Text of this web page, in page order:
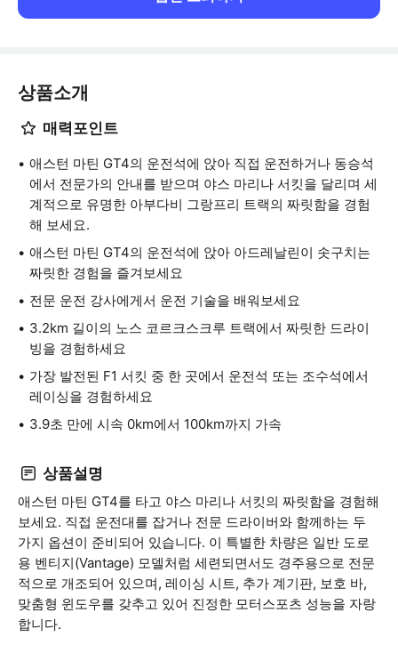
상품소개
매력포인트
애스턴 마틴 GT4의 운전석에 앉아 직접 운전하거나 동승석
에서 전문가의 안내를 받으며 야스 마리나 서킷을 달리며 세
계적으로 유명한 아부다비 그랑프리 트랙의 짜릿함을 경험
해 보세요.
애스턴 마틴 GT4의 운전석에 앉아 아드레날린이 솟구치는
짜릿한 경험을 즐겨보세요
전문 운전 강사에게서 운전 기술을 배워보세요
3.2km 길이의 노스 코르크스크루 트랙에서 짜릿한 드라이
빙을 경험하세요
가장 발전된 F1 서킷 중 한 곳에서 운전석 또는 조수석에서
레이싱을 경험하세요
3.9초 만에 시속 0km에서 100km까지 가속
상품설명
애스턴 마틴 GT4를 타고 야스 마리나 서킷의 짜릿함을 경험해
보세요. 직접 운전대를 잡거나 전문 드라이버와 함께하는 두
가지 옵션이 준비되어 있습니다. 이 특별한 차량은 일반 도로
용 벤티지(Vantage) 모델처럼 세련되면서도 경주용으로 전문
적으로 개조되어 있으며, 레이싱 시트, 추가 계기판, 보호 바,
맞춤형 윈도우를 갖추고 있어 진정한 모터스포츠 성능을 자랑
합니다.